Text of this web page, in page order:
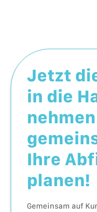
Jetzt
in die
Ihre
planen!
Gemeinsam auf